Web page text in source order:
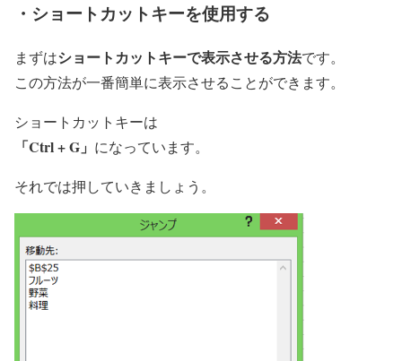
・ショートカットキーを使用する
まずはショートカットキーで表示させる方法です。
この方法が一番簡単に表示させることができます。
ショートカットキーは
「Ctrl + G」 になっています。
それでは押していきましょう。